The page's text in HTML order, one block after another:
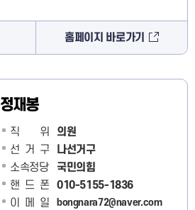
홈페이지 바로가기
정재봉
직 위의원
선거구
나선거구
소속정당
국민의힘
핸드폰 010-5155-1836
이메일
bongnara72@naver.com